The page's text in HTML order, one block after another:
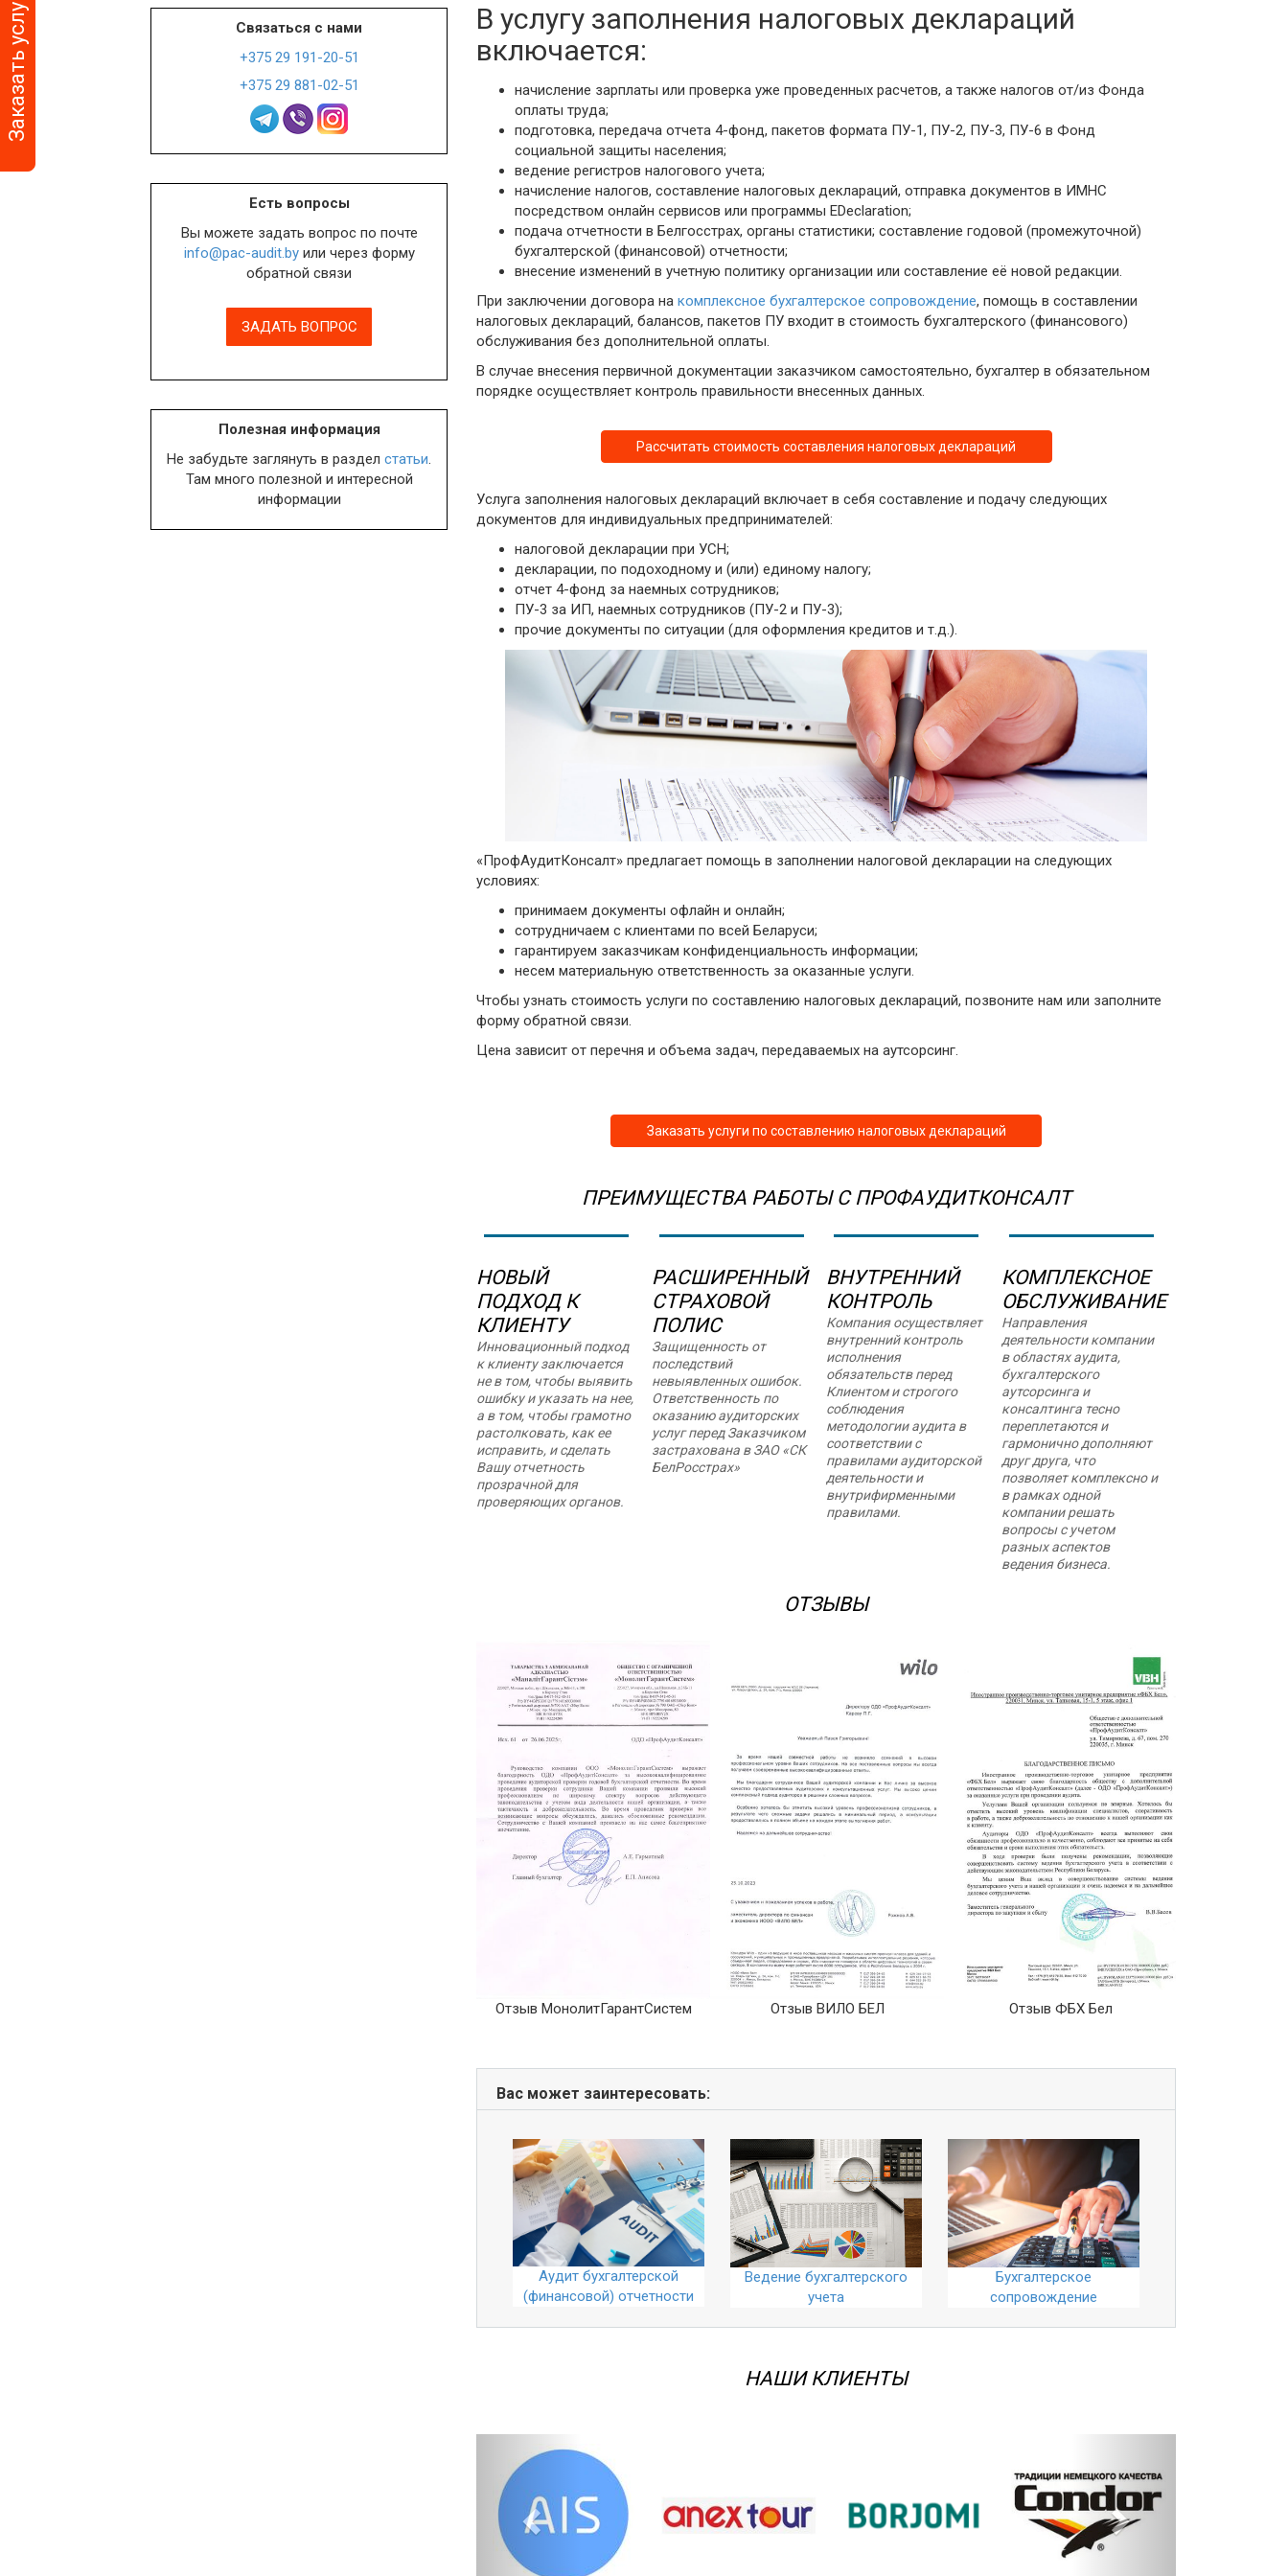
Аудит уставного фонда
Аудит по специальному
Связаться с нами
+375 29 191-20-51
+375 29 881-02-51
Есть вопросы
Вы можете задать вопрос по почте
info@pac-audit.byили через форму
обратной связи
ЗАДАТЬ ВОПРОС
Полезная информация
Не забудьте заглянуть в раздел статьи.
Там много полезной и интересной
информации
В услугу заполнения налоговых деклараций
включается:
начисление зарплаты или проверка уже проведенных расчетов, а также налогов от/из Фонда
оплаты труда;
подготовка, передача отчета 4-фонд, пакетов формата ПУ-1, ПУ-2, ПУ-3, ПУ-6 в Фонд
социальной защиты населения;
ведение регистров налогового учета;
начисление налогов, составление налоговых деклараций, отправка документов в ИМНС
посредством онлайн сервисов или программы EDeclaration;
подача отчетности в Белгосстрах, органы статистики; составление годовой (промежуточной)
бухгалтерской (финансовой) отчетности;
внесение изменений в учетную политику организации или составление её новой редакции.
При заключении договора на комплексное бухгалтерское сопровождение, помощь в составлении
налоговых деклараций, балансов, пакетов ПУ входит в стоимость бухгалтерского (финансового)
обслуживания без дополнительной оплаты.
В случае внесения первичной документации заказчиком самостоятельно, бухгалтер в обязательном
порядке осуществляет контроль правильности внесенных данных.
Рассчитать стоимость составления налоговых деклараций
Услуга заполнения налоговых деклараций включает в себя составление и подачу следующих
документов для индивидуальных предпринимателей:
налоговой декларации при УСН;
декларации, по подоходному и (или) единому налогу;
отчет 4-фонд за наемных сотрудников;
ПУ-3 за ИП, наемных сотрудников (ПУ-2 и ПУ-3);
прочие документы по ситуации (для оформления кредитов и т.д.).
«ПрофАудитКонсалт» предлагает помощь в заполнении налоговой декларации на следующих
условиях:
принимаем документы офлайн и онлайн;
сотрудничаем с клиентами по всей Беларуси;
гарантируем заказчикам конфиденциальность информации;
несем материальную ответственность за оказанные услуги.
Чтобы узнать стоимость услуги по составлению налоговых деклараций, позвоните нам или заполните
форму обратной связи.
Цена зависит от перечня и объема задач, передаваемых на аутсорсинг.
Заказать услуги по составлению налоговых деклараций
ПРЕИМУЩЕСТВА РАБОТЫ С ПРОФАУДИТКОНСАЛТ
НОВЫЙ
ПОДХОД К
КЛИЕНТУ
Инновационный подход
к клиенту заключается
не в том, чтобы выявить
ошибку и указать на нее,
а в том, чтобы грамотно
растолковать, как ее
исправить, и сделать
Вашу отчетность
прозрачной для
проверяющих органов.
РАСШИРЕННЫЙ
СТРАХОВОЙ
ПОЛИС
Защищенность от
последствий
невыявленных ошибок.
Ответственность по
оказанию аудиторских
услуг перед Заказчиком
застрахована в ЗАО «СК
БелРосстрах»
ВНУТРЕННИЙ
КОНТРОЛЬ
Компания осуществляет
внутренний контроль
исполнения
обязательств перед
Клиентом и строгого
соблюдения
методологии аудита в
соответствии с
правилами аудиторской
деятельности и
внутрифирменными
правилами.
КОМПЛЕКСНОЕ
ОБСЛУЖИВАНИЕ
Направления
деятельности компании
в областях аудита,
бухгалтерского
аутсорсинга и
консалтинга тесно
переплетаются и
гармонично дополняют
друг друга, что
позволяет комплексно и
в рамках одной
компании решать
вопросы с учетом
разных аспектов
ведения бизнеса.
ОТЗЫВЫ
Отзыв МонолитГарантСистем Отзыв ВИЛО БЕЛ Отзыв ФБХ Бел
Вас может заинтересовать:
Аудит бухгалтерской
(финансовой) отчетности
Ведение бухгалтерского
учета
Бухгалтерское
сопровождение
НАШИ КЛИЕНТЫ
Назад
Заказать услугу